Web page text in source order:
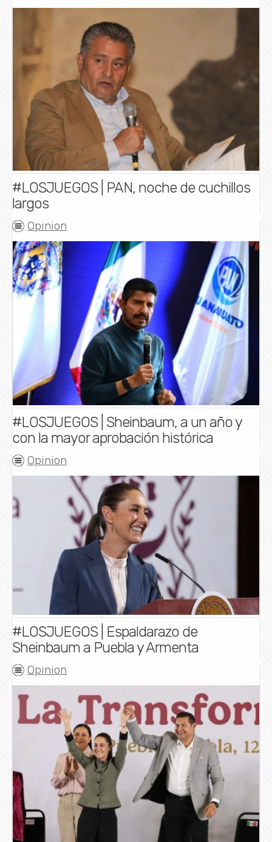
#LOSJUEGOS | PAN, noche de cuchillos
largos
Opinion
#LOSJUEGOS | Sheinbaum, a un año y
con la mayor aprobación histórica
Opinion
#LOSJUEGOS | Espaldarazo de
Sheinbaum a Puebla y Armenta
Opinion